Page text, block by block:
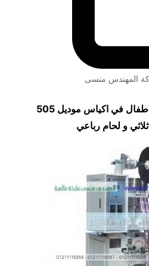
المهندس منسى
مكنة تعبئة اللوليتا وجيلي الاطفال في اكياس موديل 505
و لحام رباعي